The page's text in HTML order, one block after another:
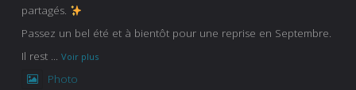
partagés.
Passez un bel été et à bientôt pour une reprise en Septembre.
Il rest ... Voir plus
Photo